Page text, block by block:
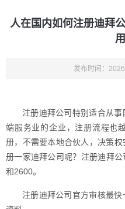
人在国内如何注册迪拜
发布时间：
注册迪拜公司特别适合从
端服务业的企业，注册流程也
册，不需要本地合伙人，决策
册一家迪拜公司呢？注册迪拜
和2600。
注册迪拜公司官方审核最